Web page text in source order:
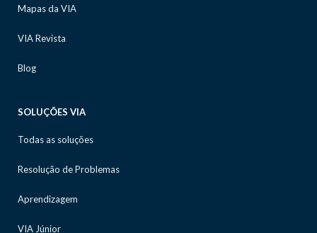
Mapas da VIA
VIA Revista
Blog
SOLUÇÕES VIA
Todas as soluções
Resolução de Problemas
Aprendizagem
VIA Júnior